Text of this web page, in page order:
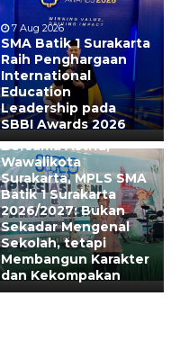
7 Aug 2026
SMA Batik 1 Surakarta
Raih Penghargaan
International
Education
Leadership pada
SBBI Awards 2026
31 Jul 2026
Bersama Astrid,
Wawalikota
Surakarta, MPLS SMA
Batik 1 Surakarta
2026/2027: Bukan
Sekadar Mengenal
Sekolah, tetapi
Membangun Karakter
dan Kekompakan